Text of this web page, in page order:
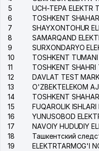
5
6
7
8
9
10
11
12
13
O'ZBEKTELEKOM AJ
14
15
16
17
18
19